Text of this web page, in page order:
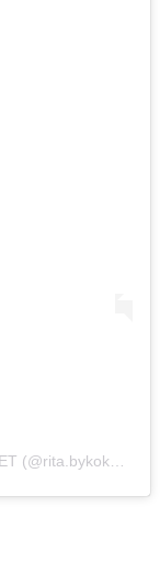
Príspevok, ktorý zdieľa Rita Rodrigues KOKET (@rita.bykoket)